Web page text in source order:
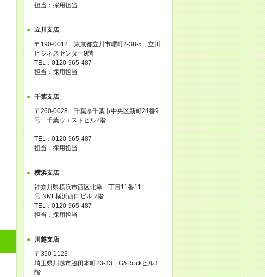
担当：採用担当
立川支店
〒190-0012 東京都立川市曙町2-38-5 立川
ビジネスセンター9階
TEL：0120-965-487
担当：採用担当
千葉支店
〒260-0028 千葉県千葉市中央区新町24番9
号 千葉ウエストビル2階
TEL：0120-965-487
担当：採用担当
横浜支店
神奈川県横浜市西区北幸一丁目11番11
号 NMF横浜西口ビル 7階
TEL：0120-965-487
担当：採用担当
川越支店
〒350-1123
埼玉県川越市脇田本町23-33 G&Rockビル3
階